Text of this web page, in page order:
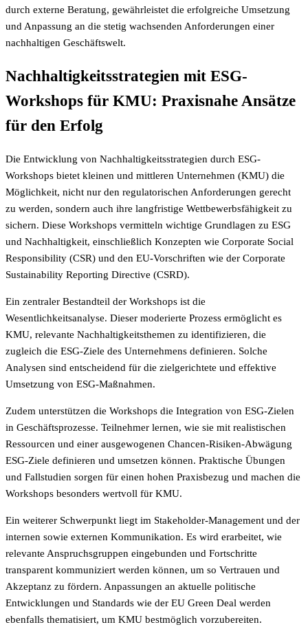
durch externe Beratung, gewährleistet die erfolgreiche Umsetzung
und Anpassung an die stetig wachsenden Anforderungen einer
nachhaltigen Geschäftswelt.
Nachhaltigkeitsstrategien mit ESG-
Workshops für KMU: Praxisnahe Ansätze
für den Erfolg
Die Entwicklung von Nachhaltigkeitsstrategien durch ESG-
Workshops bietet kleinen und mittleren Unternehmen (KMU) die
Möglichkeit, nicht nur den regulatorischen Anforderungen gerecht
zu werden, sondern auch ihre langfristige Wettbewerbsfähigkeit zu
sichern. Diese Workshops vermitteln wichtige Grundlagen zu ESG
und Nachhaltigkeit, einschließlich Konzepten wie Corporate Social
Responsibility (CSR) und den EU-Vorschriften wie der Corporate
Sustainability Reporting Directive (CSRD).
Ein zentraler Bestandteil der Workshops ist die
Wesentlichkeitsanalyse. Dieser moderierte Prozess ermöglicht es
KMU, relevante Nachhaltigkeitsthemen zu identifizieren, die
zugleich die ESG-Ziele des Unternehmens definieren. Solche
Analysen sind entscheidend für die zielgerichtete und effektive
Umsetzung von ESG-Maßnahmen.
Zudem unterstützen die Workshops die Integration von ESG-Zielen
in Geschäftsprozesse. Teilnehmer lernen, wie sie mit realistischen
Ressourcen und einer ausgewogenen Chancen-Risiken-Abwägung
ESG-Ziele definieren und umsetzen können. Praktische Übungen
und Fallstudien sorgen für einen hohen Praxisbezug und machen die
Workshops besonders wertvoll für KMU.
Ein weiterer Schwerpunkt liegt im Stakeholder-Management und der
internen sowie externen Kommunikation. Es wird erarbeitet, wie
relevante Anspruchsgruppen eingebunden und Fortschritte
transparent kommuniziert werden können, um so Vertrauen und
Akzeptanz zu fördern. Anpassungen an aktuelle politische
Entwicklungen und Standards wie der EU Green Deal werden
ebenfalls thematisiert, um KMU bestmöglich vorzubereiten.